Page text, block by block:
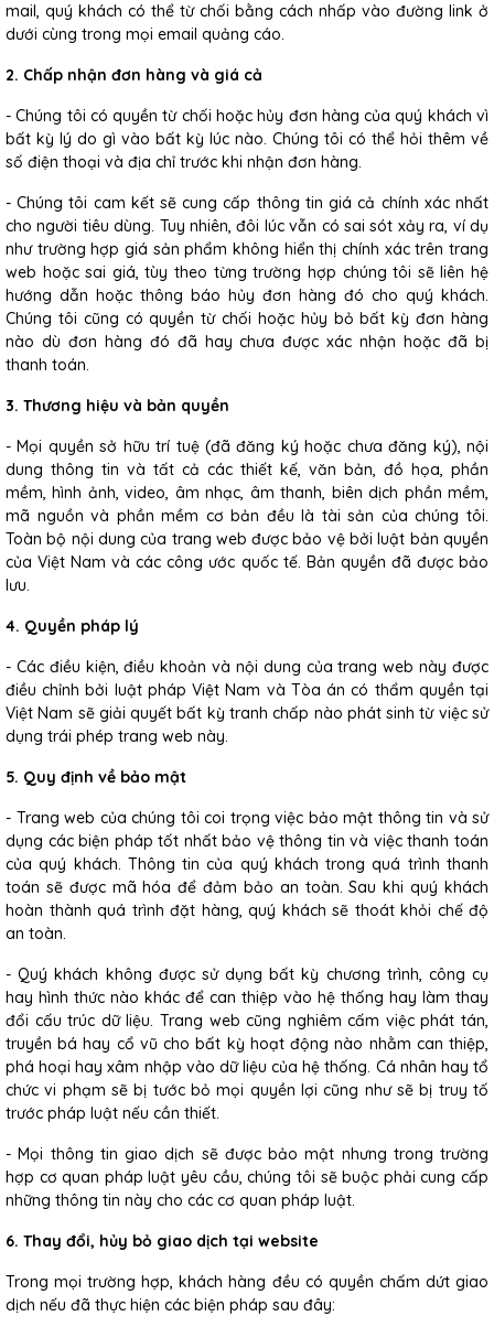
mail, quý khách có thể từ chối bằng cách nhấp vào đường link ở
dưới cùng trong mọi email quảng cáo.
2. Chấp nhận đơn hàng và giá cả
- Chúng tôi có quyền từ chối hoặc hủy đơn hàng của quý khách vì
bất kỳ lý do gì vào bất kỳ lúc nào. Chúng tôi có thể hỏi thêm về
số điện thoại và địa chỉ trước khi nhận đơn hàng.
- Chúng tôi cam kết sẽ cung cấp thông tin giá cả chính xác nhất
cho người tiêu dùng. Tuy nhiên, đôi lúc vẫn có sai sót xảy ra, ví dụ
như trường hợp giá sản phẩm không hiển thị chính xác trên trang
web hoặc sai giá, tùy theo từng trường hợp chúng tôi sẽ liên hệ
hướng dẫn hoặc thông báo hủy đơn hàng đó cho quý khách.
Chúng tôi cũng có quyền từ chối hoặc hủy bỏ bất kỳ đơn hàng
nào dù đơn hàng đó đã hay chưa được xác nhận hoặc đã bị
thanh toán.
3. Thương hiệu và bản quyền
- Mọi quyền sở hữu trí tuệ (đã đăng ký hoặc chưa đăng ký), nội
dung thông tin và tất cả các thiết kế, văn bản, đồ họa, phần
mềm, hình ảnh, video, âm nhạc, âm thanh, biên dịch phần mềm,
mã nguồn và phần mềm cơ bản đều là tài sản của chúng tôi.
Toàn bộ nội dung của trang web được bảo vệ bởi luật bản quyền
của Việt Nam và các công ước quốc tế. Bản quyền đã được bảo
lưu.
4. Quyền pháp lý
- Các điều kiện, điều khoản và nội dung của trang web này được
điều chỉnh bởi luật pháp Việt Nam và Tòa án có thẩm quyền tại
Việt Nam sẽ giải quyết bất kỳ tranh chấp nào phát sinh từ việc sử
dụng trái phép trang web này.
5. Quy định về bảo mật
- Trang web của chúng tôi coi trọng việc bảo mật thông tin và sử
dụng các biện pháp tốt nhất bảo vệ thông tin và việc thanh toán
của quý khách. Thông tin của quý khách trong quá trình thanh
toán sẽ được mã hóa để đảm bảo an toàn. Sau khi quý khách
hoàn thành quá trình đặt hàng, quý khách sẽ thoát khỏi chế độ
an toàn.
- Quý khách không được sử dụng bất kỳ chương trình, công cụ
hay hình thức nào khác để can thiệp vào hệ thống hay làm thay
đổi cấu trúc dữ liệu. Trang web cũng nghiêm cấm việc phát tán,
truyền bá hay cổ vũ cho bất kỳ hoạt động nào nhằm can thiệp,
phá hoại hay xâm nhập vào dữ liệu của hệ thống. Cá nhân hay tổ
chức vi phạm sẽ bị tước bỏ mọi quyền lợi cũng như sẽ bị truy tố
trước pháp luật nếu cần thiết.
- Mọi thông tin giao dịch sẽ được bảo mật nhưng trong trường
hợp cơ quan pháp luật yêu cầu, chúng tôi sẽ buộc phải cung cấp
những thông tin này cho các cơ quan pháp luật.
6. Thay đổi, hủy bỏ giao dịch tại website
Trong mọi trường hợp, khách hàng đều có quyền chấm dứt giao
dịch nếu đã thực hiện các biện pháp sau đây: